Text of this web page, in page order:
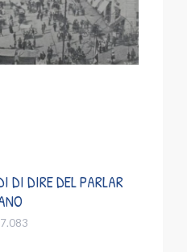
DI DIRE DEL PARLAR